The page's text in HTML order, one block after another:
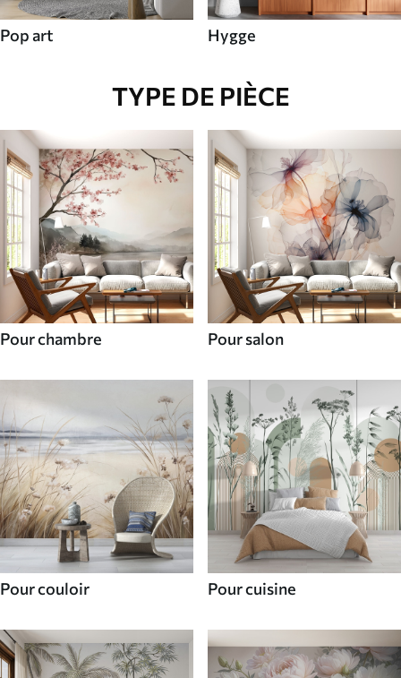
Pop art Hygge
TYPE DE PIÈCE
Pour chambre Pour salon
Pour couloir Pour cuisine